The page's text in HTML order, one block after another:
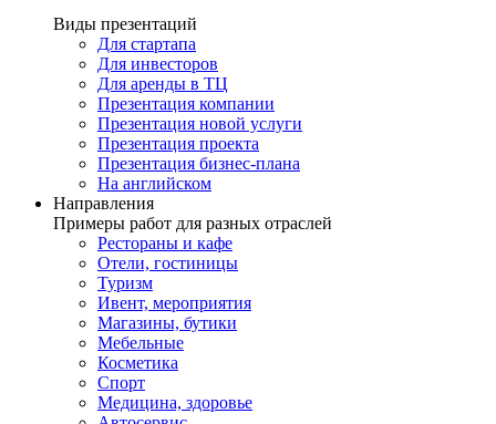
Виды презентаций
Для стартапа
Для инвесторов
Для аренды в ТЦ
Презентация компании
Презентация новой услуги
Презентация проекта
Презентация бизнес-плана
На английском
Направления
Примеры работ для разных отраслей
Рестораны и кафе
Отели, гостиницы
Туризм
Ивент, мероприятия
Магазины, бутики
Мебельные
Косметика
Спорт
Медицина, здоровье